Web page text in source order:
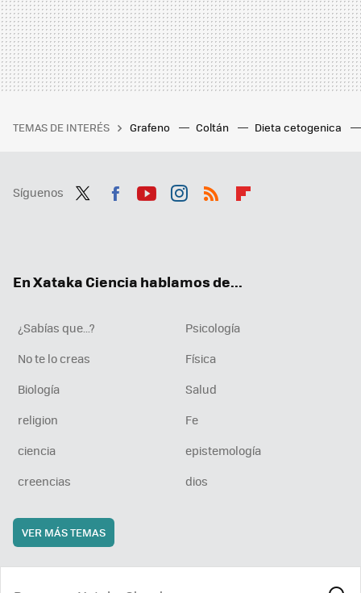
TEMAS DE INTERÉS Grafeno Coltán Dieta cetogenica
Síguenos
En Xataka Ciencia hablamos de...
¿Sabías que...?
Psicología
No te lo creas
Física
Biología
Salud
religion
Fe
ciencia
epistemología
creencias
dios
VER MÁS TEMAS